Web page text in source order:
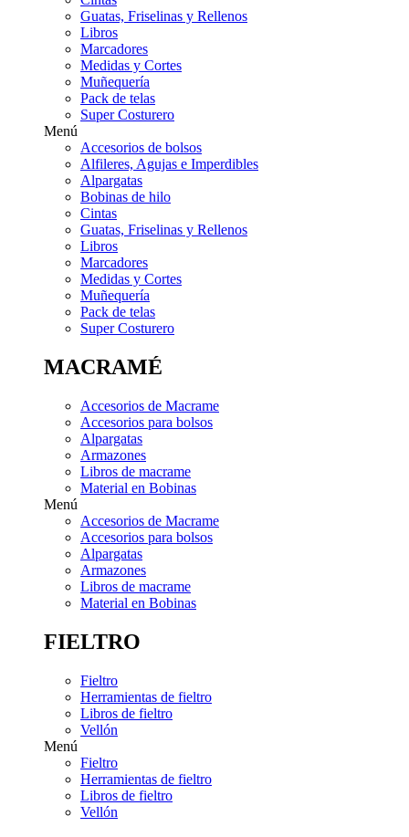
Guatas, Friselinas y Rellenos
Libros
Marcadores
Medidas y Cortes
Muñequería
Pack de telas
Super Costurero
Menú
Accesorios de bolsos
Alfileres, Agujas e Imperdibles
Alpargatas
Bobinas de hilo
Cintas
Guatas, Friselinas y Rellenos
Libros
Marcadores
Medidas y Cortes
Muñequería
Pack de telas
Super Costurero
MACRAMÉ
Accesorios de Macrame
Accesorios para bolsos
Alpargatas
Armazones
Libros de macrame
Material en Bobinas
Menú
Accesorios de Macrame
Accesorios para bolsos
Alpargatas
Armazones
Libros de macrame
Material en Bobinas
FIELTRO
Fieltro
Herramientas de fieltro
Libros de fieltro
Vellón
Menú
Fieltro
Herramientas de fieltro
Libros de fieltro
Vellón